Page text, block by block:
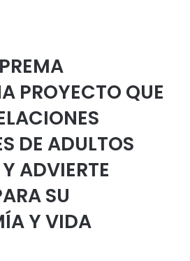
PROYECTO QUE
DE ADULTOS
ADVIERTE
SU
Y VIDA